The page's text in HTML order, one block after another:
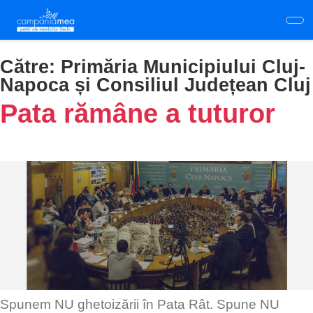
main
content
Către: Primăria Municipiului Cluj-
Napoca și Consiliul Județean Cluj
Pata rămâne a tuturor
Spunem NU ghetoizării în Pata Rât. Spune NU